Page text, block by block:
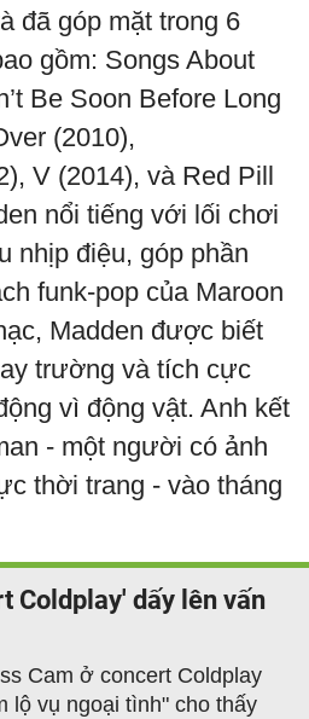
đã góp mặt trong 6
gồm: Songs About
Be Soon Before Long
(2010),
V (2014), và Red Pill
nổi tiếng với lối chơi
nhịp điệu, góp phần
funk-pop của Maroon
Madden được biết
trường và tích cực
vì động vật. Anh kết
- một người có ảnh
thời trang - vào tháng
Coldplay' dấy lên vấn
Cam ở concert Coldplay
lộ vụ ngoại tình" cho thấy